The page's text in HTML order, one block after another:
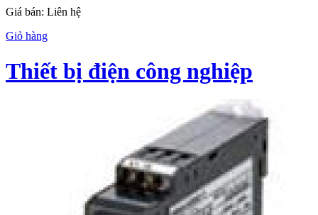
Giá bán: Liên hệ
Giỏ hàng
Thiết bị điện công nghiệp